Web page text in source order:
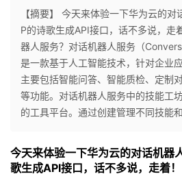
个
人
主
页
我
的
开
我
的
我
我
【摘要】 今天来体验一下华为云的对
P的诗歌生成API接口，话不多说，走
器人服务？对话机器人服务（
是一款基于人工智能技术，针对企业
主要包括智能问答、智能质检、定制
等功能。对话机器人服务中的技能工
的工具平台。通过创建管理不同技能
今天来体验一下华为云的对话机器
歌生成API接口，话不多说，走着！